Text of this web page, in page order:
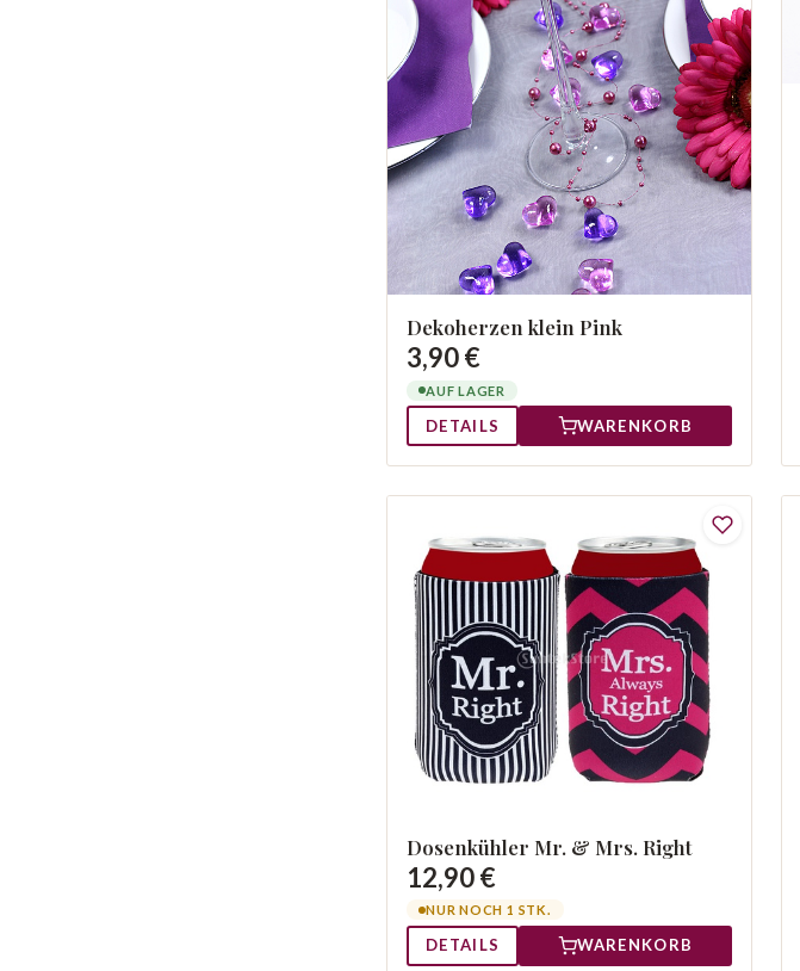
Dekoherzen klein Pink
3,90 €
AUF LAGER
DETAILS WARENKORB
Dosenkühler Mr. & Mrs. Right
12,90 €
NUR NOCH 1 STK.
DETAILS WARENKORB